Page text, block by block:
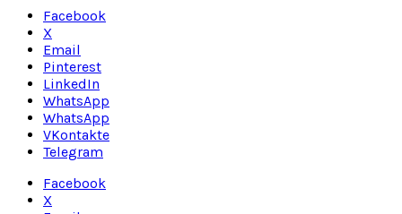
Facebook
X
Email
Pinterest
LinkedIn
WhatsApp
WhatsApp
VKontakte
Telegram
Facebook
X